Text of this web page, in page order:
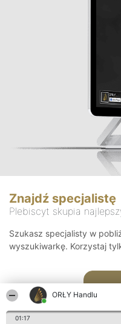
ORŁY Handlu
01:17
Znajdź specjalistę
Plebiscyt skupia
Szukasz specjalisty w
wyszukiwarkę. Korzystaj